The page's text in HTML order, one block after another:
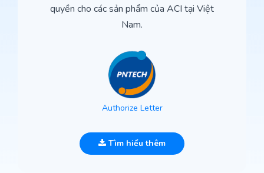
quyền cho các sản phẩm của ACI tại Việt
Nam.
Authorize Letter
Tìm hiểu thêm